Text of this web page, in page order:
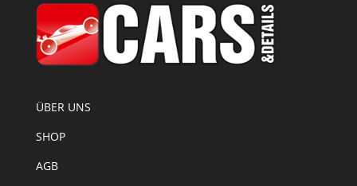
ÜBER UNS
SHOP
AGB